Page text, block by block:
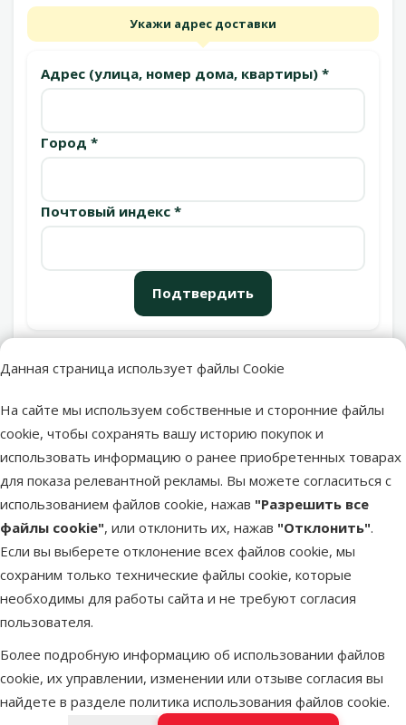
Данная страница использует файлы Cookie
На сайте мы используем собственные и сторонние файлы
cookie, чтобы сохранять вашу историю покупок и
использовать информацию о ранее приобретенных товарах
для показа релевантной рекламы. Вы можете согласиться с
использованием файлов cookie, нажав "Разрешить все
файлы cookie", или отклонить их, нажав "Отклонить".
Если вы выберете отклонение всех файлов cookie, мы
сохраним только технические файлы cookie, которые
необходимы для работы сайта и не требуют согласия
пользователя.
Более подробную информацию об использовании файлов
cookie, их управлении, изменении или отзыве согласия вы
найдете в разделе политика использования файлов cookie.
Укажи адрес доставки
Адрес (улица, номер дома, квартиры) *
Город *
Почтовый индекс *
Подтвердить
Пункты выдачи
Latvijas Pasts пакомат
DPD Pickup tīkls
LATVIJAS PASTS почтовое отделение в среду
Добавить в корзину